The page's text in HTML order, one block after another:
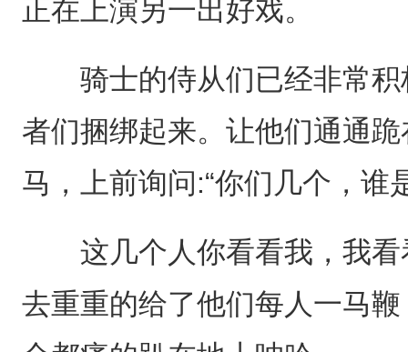
正在上演另一出好戏。
骑士的侍从们已经非常积
者们捆绑起来。让他们通通
马，上前询问:“你们几个，谁
这几个人你看看我，我看
去重重的给了他们每人一马